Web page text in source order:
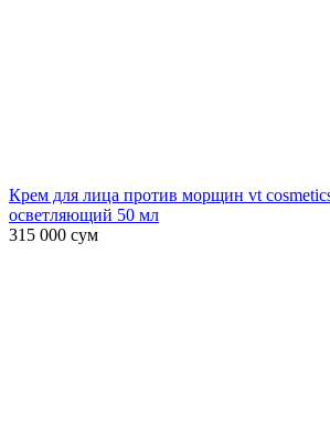
Крем для лица против морщин vt
осветляющий 50 мл
315 000 сум